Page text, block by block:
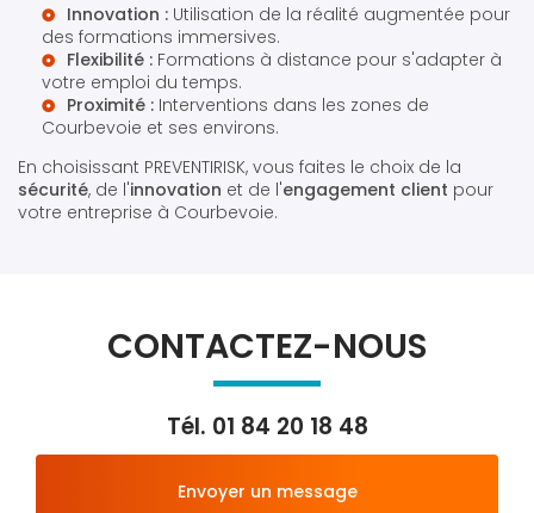
Innovation : Utilisation de la réalité augmentée pour
des formations immersives.
Flexibilité : Formations à distance pour s'adapter à
votre emploi du temps.
Proximité : Interventions dans les zones de
Courbevoie et ses environs.
En choisissant PREVENTIRISK, vous faites le choix de la
sécurité, de l'innovation et de l'engagement client pour
votre entreprise à Courbevoie.
CONTACTEZ-NOUS
Tél. 01 84 20 18 48
Envoyer un message